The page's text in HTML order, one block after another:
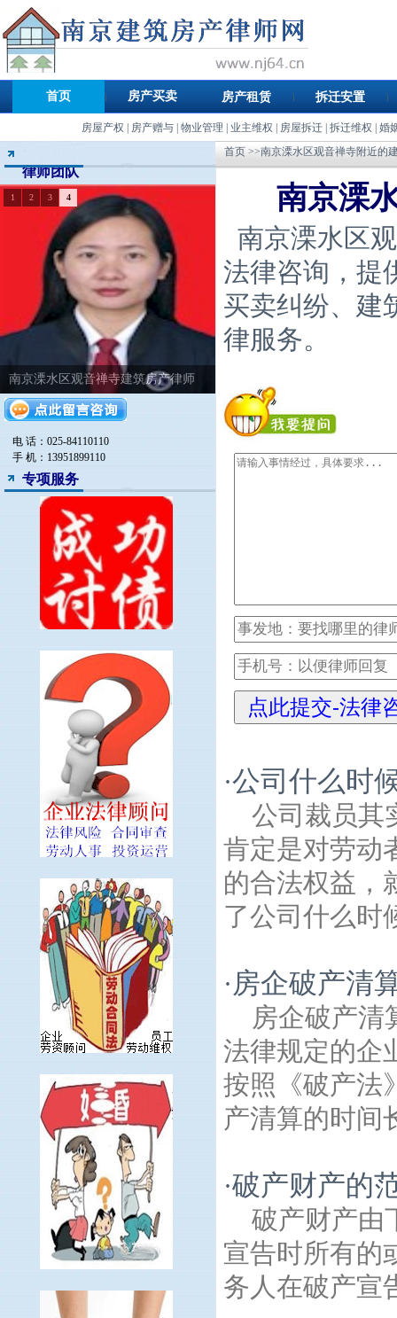
首页 房产买卖 房产租赁 拆迁安置
房屋产权 房产赠与| 物业管理 业主维权 房屋拆迁| 拆迁维权 婚
律师团队
南京溧水区观音禅寺建筑房产律师
1 2 3 4
电 话：025-84110110
手 机：13951899110
专项服务
首页 >>南京溧水区观音禅寺附近的
南京溧
南京溧水区
法律咨询，提
买卖纠纷、建
律服务。
·公司什么时
公司裁员其
肯定是对劳动
的合法权益，
了公司什么时
·房企破产清
房企破产清
法律规定的企
按照《破产法
产清算的时间
·破产财产的
破产财产
宣告时所有
务人在破产宣